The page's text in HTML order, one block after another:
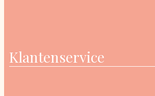
Klantenservice